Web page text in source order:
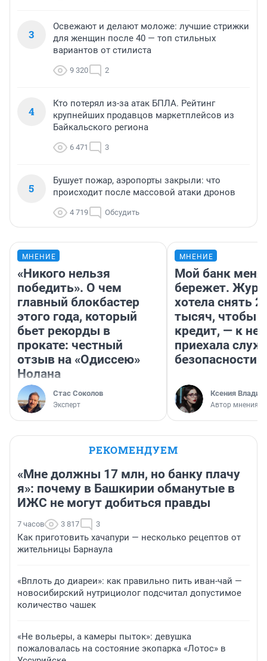
3
Освежают и делают моложе: лучшие стрижки
для женщин после 40 — топ стильных
вариантов от стилиста
9 320 2
4
Кто потерял из-за атак БПЛА. Рейтинг
крупнейших продавцов маркетплейсов из
Байкальского региона
6 471 3
5
Бушует пожар, аэропорты закрыли: что
происходит после массовой атаки дронов
4 719 Обсудить
МНЕНИЕ
«Никого нельзя
победить». О чем
главный блокбастер
этого года, который
бьет рекорды в
прокате: честный
отзыв на «Одиссею»
Нолана
Стас Соколов
Эксперт
МНЕНИЕ
Мой банк меня
бережет.
хотела снять
тысяч, чтобы
кредит, — к
приехала
безопасности
Ксения
Автор мнения
РЕКОМЕНДУЕМ
«Мне должны 17 млн, но банку плачу
я»: почему в Башкирии обманутые в
ИЖС не могут добиться правды
7 часов 3 817 3
Как приготовить хачапури — несколько рецептов от
жительницы Барнаула
«Вплоть до диареи»: как правильно пить иван-чай —
новосибирский нутрициолог подсчитал допустимое
количество чашек
«Не вольеры, а камеры пыток»: девушка
пожаловалась на состояние экопарка «Лотос» в